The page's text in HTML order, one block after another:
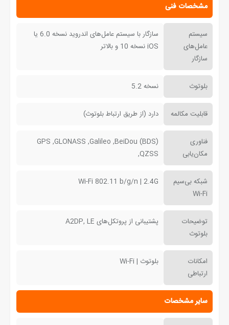
مشخصات فنی
سیستم
عامل‌های
سازگار
سازگار با سیستم عامل‌های اندروید نسخه 6.0 یا
iOS نسخه 10 و بالاتر
بلوتوث نسخه 5.2
قابلیت مکالمه دارد (از طریق ارتباط بلوتوث)
فناوری
مکان‌یابی
GPS ,GLONASS ,Galileo ,BeiDou (BDS)
,QZSS
شبکه بی‌سیم
Wi-Fi
Wi-Fi 802.11 b/g/n | 2.4G
توضیحات
بلوتوث
پشتیبانی از پروتکل‌های A2DP, LE
امکانات
ارتباطی
بلوتوث | Wi-Fi
سایر مشخصات